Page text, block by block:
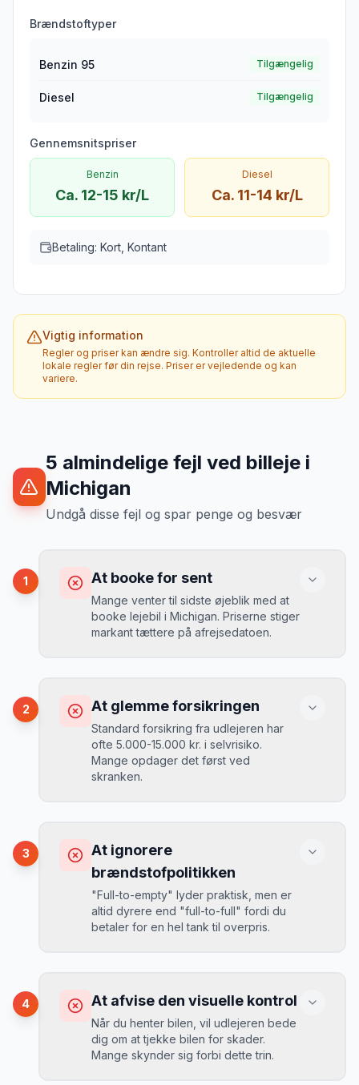
Brændstoftyper
Benzin 95 Tilgængelig
Diesel Tilgængelig
Gennemsnitspriser
Benzin
Ca. 12-15 kr/L
Diesel
Ca. 11-14 kr/L
Betaling: Kort, Kontant
Vigtig information
Regler og priser kan ændre sig. Kontroller altid de aktuelle
lokale regler før din rejse. Priser er vejledende og kan
variere.
5 almindelige fejl ved billeje i
Michigan
Undgå disse fejl og spar penge og besvær
1 At booke for sent
Mange venter til sidste øjeblik med at
booke lejebil i Michigan. Priserne stiger
markant tættere på afrejsedatoen.
Du betaler 30-50% mere, og de bedste
biler er udsolgt.
Løsning
MJ
Mikkels erfaring
“I august 2024 så jeg priserne i
Michigan stige fra 189 kr/dag til 349
kr/dag på bare 2 uger. Book tidligt!
2 At glemme forsikringen
Standard forsikring fra udlejeren har
ofte 5.000-15.000 kr. i selvrisiko.
Mange opdager det først ved
skranken.
Ved selv en mindre skade kan du blive
opkrævet tusindvis af kroner.
Løsning
Book altid med fuld kaskoforsikring uden
MJ
Mikkels erfaring September 2023
“ En lille bule i døren kostede mig 8.000
kr. i selvrisiko. Siden har jeg altid
3
At ignorere
brændstofpolitikken
"Full-to-empty" lyder praktisk, men er
altid dyrere end "full-to-full" fordi du
betaler for en hel tank til overpris.
Du betaler 20-30% mere for brændstof,
da udlejeren tager høje benzinpriser.
Løsning
4 At afvise den visuelle kontrol
Når du henter bilen, vil udlejeren bede
dig om at tjekke bilen for skader.
Mange skynder sig forbi dette trin.